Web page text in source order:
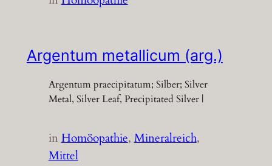
Argentum metallicum (arg.)
Argentum praecipitatum; Silber; Silver
Metal, Silver Leaf, Precipitated Silver |
inHomöopathie, Mineralreich
Mittel